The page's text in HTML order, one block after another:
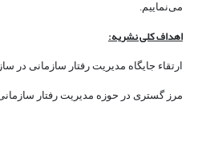
می‌نماییم.
اهداف کلی نشریه:
ارتقاء جایگاه مدیریت رفتار سازمانی در
مرز گستری در حوزه مدیریت رفتار